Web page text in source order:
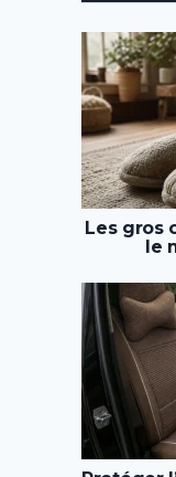
Les gros
le